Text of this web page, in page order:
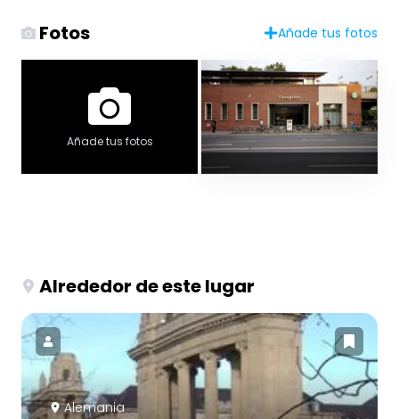
Fotos Añade tus fotos
Añade tus fotos
Alrededor de este lugar
Alemania